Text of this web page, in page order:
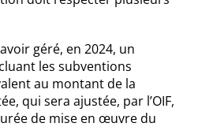
géré, en 2024, un
les subventions
au montant de la
qui sera ajustée, par l’OIF,
de mise en œuvre du